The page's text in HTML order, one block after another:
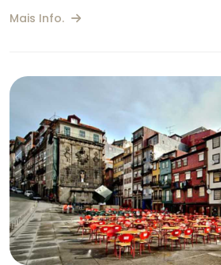
Mais Info.